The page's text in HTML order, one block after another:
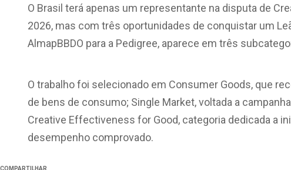
COMPARTILHAR
O Brasil terá apenas um representante na disputa de
2026, mas com três oportunidades de conquistar um
AlmapBBDO para a Pedigree, aparece em três
O trabalho foi selecionado em Consumer Goods, que
de bens de consumo; Single Market, voltada a
Creative Effectiveness for Good, categoria dedicada a
desempenho comprovado.